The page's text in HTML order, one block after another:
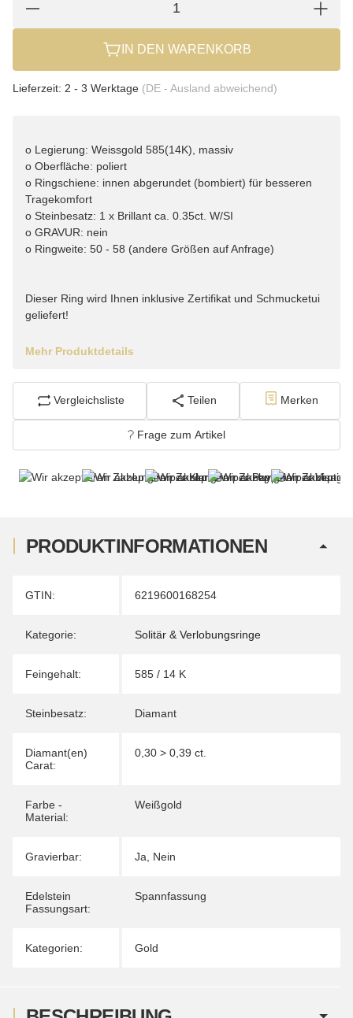
IN DEN WARENKORB
Lieferzeit: 2 - 3 Werktage (DE - Ausland abweichend)
o Legierung: Weissgold 585(14K), massiv
o Oberfläche: poliert
o Ringschiene: innen abgerundet (bombiert) für besseren
Tragekomfort
o Steinbesatz: 1 x Brillant ca. 0.35ct. W/SI
o GRAVUR: nein
o Ringweite: 50 - 58 (andere Größen auf Anfrage)
Dieser Ring wird Ihnen inklusive Zertifikat und Schmucketui
geliefert!
Mehr Produktdetails
Vergleichsliste Teilen Merken
Frage zum Artikel
PRODUKTINFORMATIONEN
Produkteigenschaft
Wert
GTIN: 6219600168254
Kategorie: Solitär & Verlobungsringe
Feingehalt: 585 / 14 K
Steinbesatz: Diamant
Diamant(en)
Carat:
0,30 > 0,39 ct.
Farbe -
Material:
Weißgold
Gravierbar: Ja Nein
Edelstein
Fassungsart:
Spannfassung
Kategorien: Gold